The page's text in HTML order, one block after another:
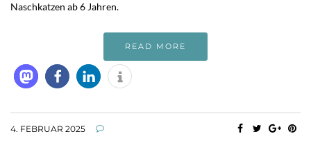
Naschkatzen ab 6 Jahren.
READ MORE
4. FEBRUAR 2025